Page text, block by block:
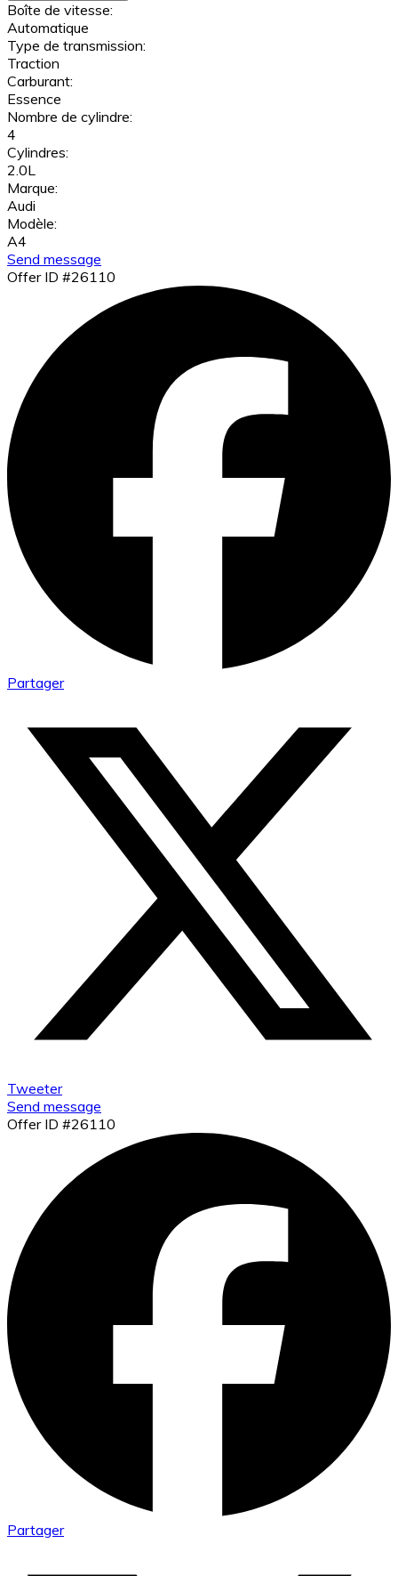
Boîte de vitesse:
Automatique
Type de transmission:
Traction
Carburant:
Essence
Nombre de cylindre:
4
Cylindres:
2.0L
Marque:
Audi
Modèle:
A4
Send message
Offer ID #26110
Partager
Tweeter
Send message
Offer ID #26110
Partager